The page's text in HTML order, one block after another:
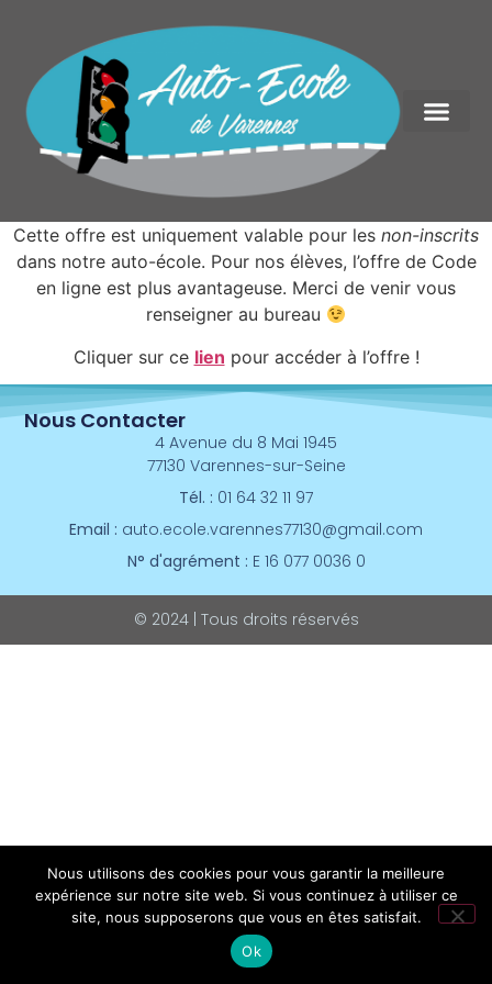
Cette offre est uniquement valable pour les non-inscrits
dans notre auto-école. Pour nos élèves, l’offre de Code
en ligne est plus avantageuse. Merci de venir vous
renseigner au bureau
Cliquer sur ce lien pour accéder à l’offre !
Nous Contacter
4 Avenue du 8 Mai 1945
77130 Varennes-sur-Seine
Tél. : 01 64 32 11 97
Email : auto.ecole.varennes77130@gmail.com
N° d'agrément : E 16 077 0036 0
© 2024 | Tous droits réservés
Nous utilisons des cookies pour vous garantir la meilleure
expérience sur notre site web. Si vous continuez à utiliser ce
site, nous supposerons que vous en êtes satisfait.
Ok